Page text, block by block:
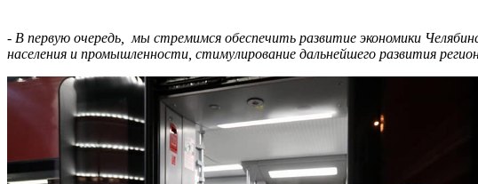
- В первую очередь, мы стремимся обеспечить развитие экономики
населения и промышленности, стимулирование дальнейшего развития